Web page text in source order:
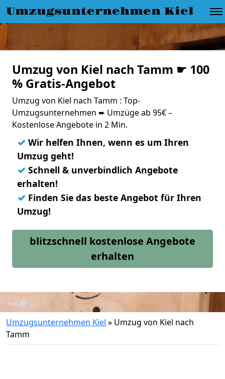
Umzugsunternehmen Kiel
Umzug von Kiel nach Tamm ☛ 100
% Gratis-Angebot
Umzug von Kiel nach Tamm : Top-
Umzugsunternehmen ➨ Umzüge ab 95€ –
Kostenlose Angebote in 2 Min.
✓ Wir helfen Ihnen, wenn es um Ihren
Umzug geht!
✓ Schnell & unverbindlich Angebote
erhalten!
✓ Finden Sie das beste Angebot für Ihren
Umzug!
blitzschnell kostenlose Angebote
erhalten
Umzugsunternehmen Kiel » Umzug von Kiel nach
Tamm